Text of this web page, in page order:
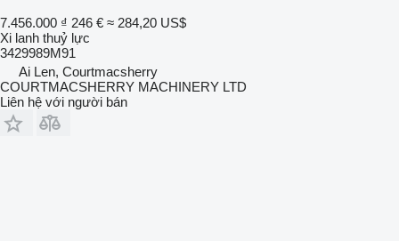
7.456.000 ₫ 246 € ≈ 284,20 US$
Xi lanh thuỷ lực
3429989M91
Ai Len, Courtmacsherry
COURTMACSHERRY MACHINERY LTD
Liên hệ với người bán